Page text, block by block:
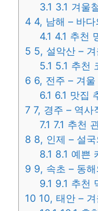
3.1 3.1 겨울
4 4, 남해 – 바
4.1 4.1 추천
5 5, 설악산 –
5.1 5.1 추천
6 6, 전주 – 겨울
6.1 6.1 맛집
7 7, 경주 – 역사
7.1 7.1 추천
8 8, 인제 – 설국
8.1 8.1 예쁜
9 9, 속초 – 동
9.1 9.1 추천
10 10, 태안 –